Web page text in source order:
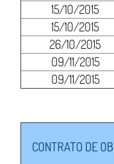
15/10/2015
15/10/2015
26/10/2015
09/11/2015
09/11/2015
CONTRATO DE